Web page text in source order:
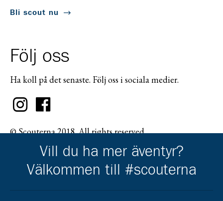
Bli scout nu
Följ oss
Ha koll på det senaste. Följ oss i sociala medier.
© Scouterna 2018. All rights reserved.
Vill du ha mer äventyr?
Välkommen till #scouterna